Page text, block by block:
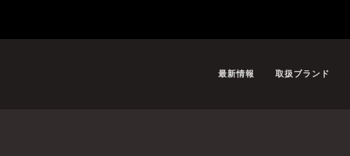
最新情報 取扱ブランド